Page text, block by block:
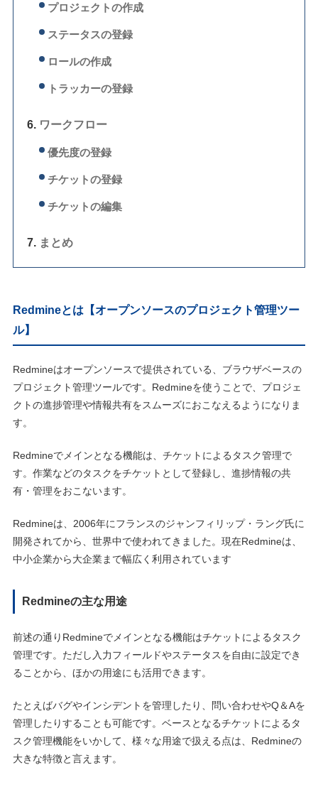
プロジェクトの作成
ステータスの登録
ロールの作成
トラッカーの登録
ワークフロー
優先度の登録
チケットの登録
チケットの編集
まとめ
Redmineとは【オープンソースのプロジェクト管理ツー
ル】
Redmineはオープンソースで提供されている、ブラウザベースの
プロジェクト管理ツールです。Redmineを使うことで、プロジェ
クトの進捗管理や情報共有をスムーズにおこなえるようになりま
す。
Redmineでメインとなる機能は、チケットによるタスク管理で
す。作業などのタスクをチケットとして登録し、進捗情報の共
有・管理をおこないます。
Redmineは、2006年にフランスのジャンフィリップ・ラング氏に
開発されてから、世界中で使われてきました。現在Redmineは、
中小企業から大企業まで幅広く利用されています
Redmineの主な用途
前述の通りRedmineでメインとなる機能はチケットによるタスク
管理です。ただし入力フィールドやステータスを自由に設定でき
ることから、ほかの用途にも活用できます。
たとえばバグやインシデントを管理したり、問い合わせやQ＆Aを
管理したりすることも可能です。ベースとなるチケットによるタ
スク管理機能をいかして、様々な用途で扱える点は、Redmineの
大きな特徴と言えます。